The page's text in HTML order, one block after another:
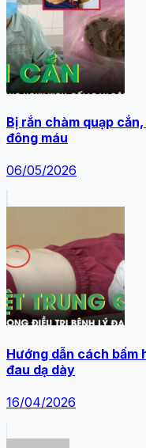
Bị rắn chàm quạp
đông máu
06/05/2026
Hướng dẫn cách
đau dạ dày
16/04/2026